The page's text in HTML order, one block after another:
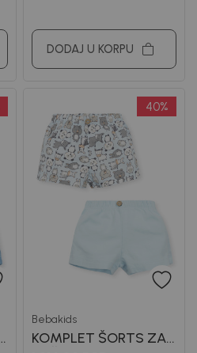
DODAJ U KORPU
40%
Bebakids
KOMPLET ŠORTS ZA